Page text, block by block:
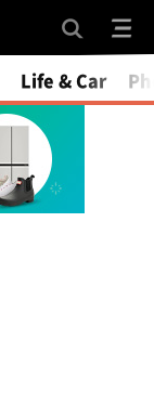
Life & Car